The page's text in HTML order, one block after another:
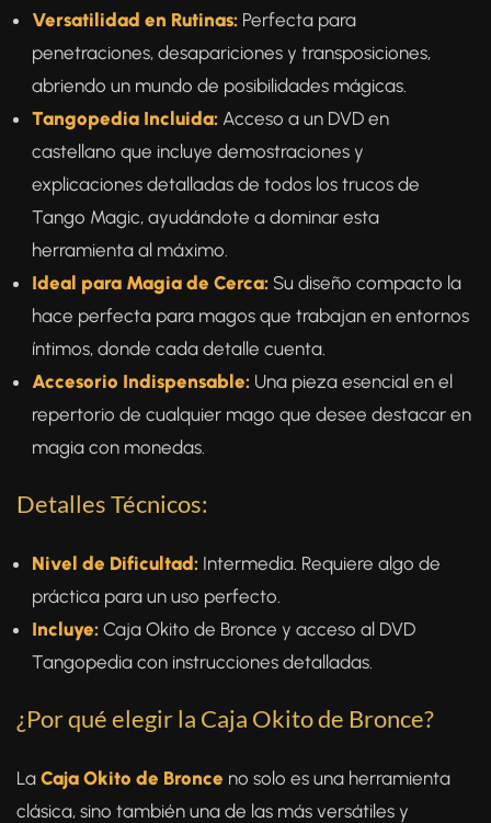
Versatilidad en Rutinas: Perfecta para
penetraciones, desapariciones y transposiciones,
abriendo un mundo de posibilidades mágicas.
Tangopedia Incluida: Acceso a un DVD en
castellano que incluye demostraciones y
explicaciones detalladas de todos los trucos de
Tango Magic, ayudándote a dominar esta
herramienta al máximo.
Ideal para Magia de Cerca: Su diseño compacto la
hace perfecta para magos que trabajan en entornos
íntimos, donde cada detalle cuenta.
Accesorio Indispensable: Una pieza esencial en el
repertorio de cualquier mago que desee destacar en
magia con monedas.
Detalles Técnicos:
Nivel de Dificultad: Intermedia. Requiere algo de
práctica para un uso perfecto.
Incluye: Caja Okito de Bronce y acceso al DVD
Tangopedia con instrucciones detalladas.
¿Por qué elegir la Caja Okito de Bronce?
La Caja Okito de Bronce no solo es una herramienta
clásica, sino también una de las más versátiles y